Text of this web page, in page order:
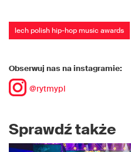
lech polish hip-hop music awards
Obserwuj nas na instagramie:
@rytmypl
Sprawdź także